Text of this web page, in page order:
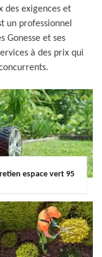
des exigences et
un professionnel
Gonesse et ses
à des prix qui
espace vert 95